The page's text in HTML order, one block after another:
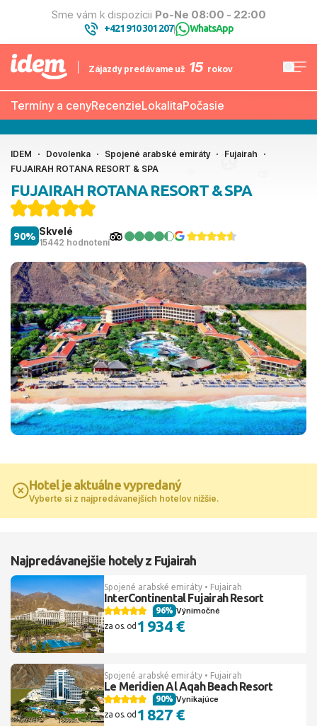
Sme vám k dispozícii Po-Ne 08:00 - 22:00
+421 910 301 207| WhatsApp
Zájazdy predávame už 15 rokov
Termíny a cenyRecenzieLokalitaPočasie
IDEM Dovolenka Spojené arabské emiráty
Fujairah
FUJAIRAH ROTANA RESORT & SPA
FUJAIRAH ROTANA RESORT & SPA
Skvelé
15442 hodnotení
90%
Hotel je aktuálne vypredaný
Vyberte si z najpredávanejších hotelov nižšie.
Najpredávanejšie hotely z Fujairah
Spojené arabské emiráty • Fujairah
InterContinental Fujairah Resort
Výnimočné
96%
za os. od 1 934 €
Spojené arabské emiráty • Fujairah
Le Meridien Al Aqah Beach Resort
Vynikajúce
90%
za os. od 1 827 €